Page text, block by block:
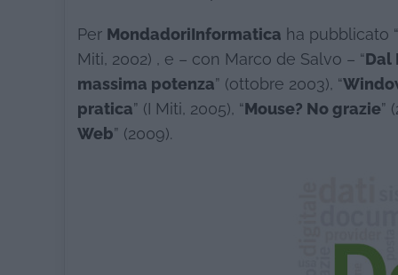
Per MondadoriInformatica ha pubblicato “
Miti, 2002) , e – con Marco de Salvo – “ Dal
massima potenza” (ottobre 2003), “
pratica” (I Miti, 2005), “ Mouse? No grazie”
Web” (2009).